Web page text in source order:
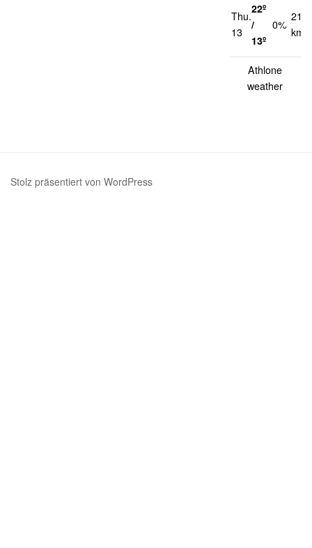
Thu.
13
22º
/
13º
0%
21
km/h
Athlone
weather
Stolz präsentiert von WordPress